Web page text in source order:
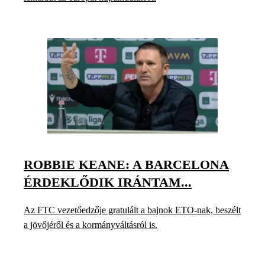
ROBBIE KEANE: A BARCELONA
ÉRDEKLŐDIK IRÁNTAM...
Az FTC vezetőedzője gratulált a bajnok ETO-nak, beszélt
a jövőjéről és a kormányváltásról is.